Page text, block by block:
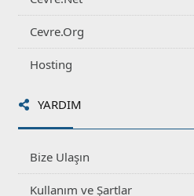
Cevre.Org
Hosting
YARDIM
Bize Ulaşın
Kullanım ve Şartlar